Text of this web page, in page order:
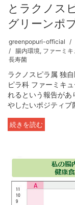
とラクノス
グリーンポ
greenpopuri-official
腸内環境, ファーミ
長寿菌
ラクノスピラ属 独
ピラ科 ファーミキ
れるという報告があ
やしたいポジティブ
続きを読む